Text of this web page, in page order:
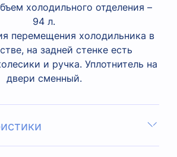
холодильного отделения –
94 л.
перемещения холодильника в
на задней стенке есть
и ручка. Уплотнитель на
двери сменный.